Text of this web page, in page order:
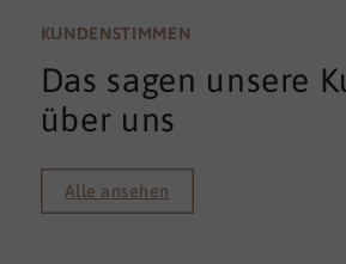
KUNDENSTIMMEN
Das sagen unsere
über uns
Alle ansehen